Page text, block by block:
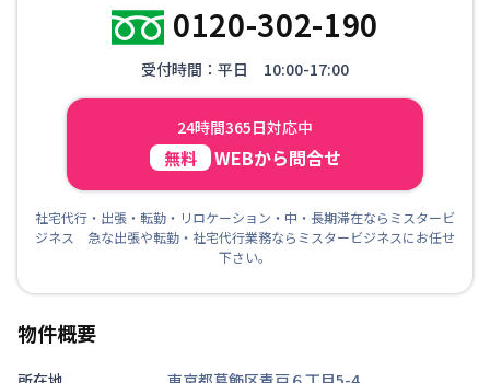
0120-302-190
受付時間：平日 10:00-17:00
24時間365日対応中
無料 WEBから問合せ
社宅代行・出張・転勤・リロケーション・中・長期滞在ならミスタービ
ジネス 急な出張や転勤・社宅代行業務ならミスタービジネスにお任せ
下さい。
物件概要